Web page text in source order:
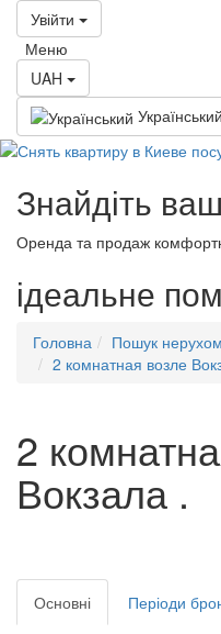
Увійти
Меню
UAH
Український
Знайдіть
Оренда та продаж
ідеальне
Головна
Пошук
2 комнатная возле
2
Вокзала .
Основні Періоди